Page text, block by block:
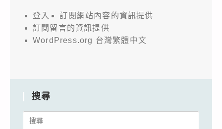
登入
訂閱網站內容的資訊提供
訂閱留言的資訊提供
WordPress.org 台灣繁體中文
搜尋
Search